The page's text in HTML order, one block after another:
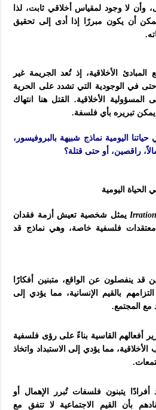
وأن لا وجود لمقياس أخلاقي ثابت، لذا
أن يكون مبررًا إذا أدى إلى تحقيق
الأخلاقية، إذ تُعد الجريمة غير
في الوجودية التي تشدد على الحرية
المسؤولية الأخلاقية. القتل هنا انتهاك
يمكن تبريره بأي فلسفة.
اليومية نماذج شبيهة بالبروفيسور،
راقصين، أو حتى قتلة؟
اليومية
يمثل شخصية تعيش أزمة فقدان
معتقدات فلسفية خاصة، وهي نماذج قد
قد ينفصلون عن الواقع، متبنين أفكارًا
بالقيم الإنسانية، مما يؤدي إلى
مع المجتمع.
أفعالهم القاسية بناءً على رؤى فلسفية
مما يؤدي إلى الاستبداد واتخاذ
يتبنون فلسفات تُبرر الإهمال أو
بأن القيم الاجتماعية لا تتفق مع